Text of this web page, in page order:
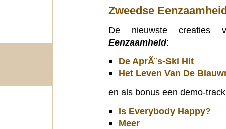
Zweedse
De nieuwste creaties
Eenzaamheid:
De AprÃ¨s-Ski Hit
Het Leven Van De
en als bonus een demo-
Is Everybody Happy?
Meer